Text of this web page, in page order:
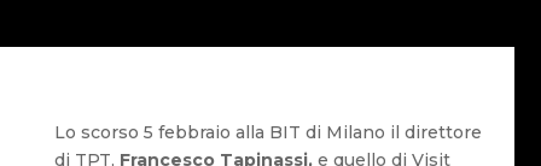
Lo scorso 5 febbraio alla BIT di Milano il direttore
di TPT, Francesco Tapinassi,e quello di Visit